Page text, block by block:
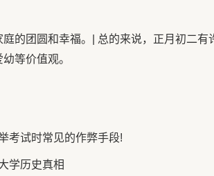
的团圆和幸福。| 总的来说，正月初二有
等价值观。
考试时常见的作弊手段!
学历史真相